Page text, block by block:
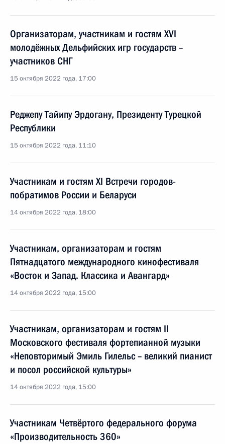
Организаторам, участникам и гостям XVI
молодёжных Дельфийских игр государств –
участников СНГ
15 октября 2022 года, 17:00
Реджепу Тайипу Эрдогану, Президенту Турецкой
Республики
15 октября 2022 года, 11:10
Участникам и гостям XI Встречи городов-
побратимов России и Беларуси
14 октября 2022 года, 18:00
Участникам, организаторам и гостям
Пятнадцатого международного кинофестиваля
«Восток и Запад. Классика и Авангард»
14 октября 2022 года, 15:00
Участникам, организаторам и гостям II
Московского фестиваля фортепианной музыки
«Неповторимый Эмиль Гилельс – великий пианист
и посол российской культуры»
14 октября 2022 года, 15:00
Участникам Четвёртого федерального форума
«Производительность 360»